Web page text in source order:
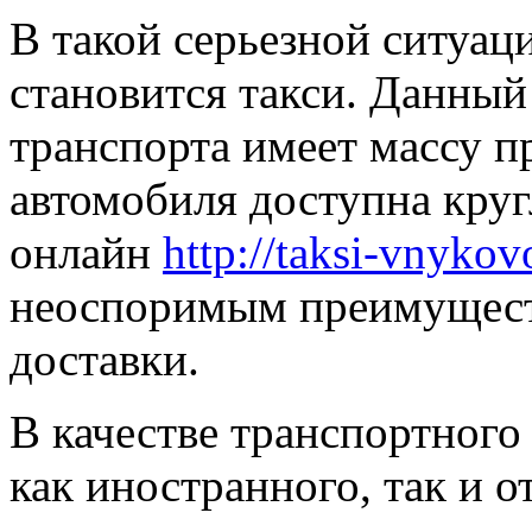
В такой серьезной
становится такси.
транспорта имеет массу
автомобиля доступна
онлайн http://taksi-
неоспоримым
доставки.
В качестве
как иностранного, так и